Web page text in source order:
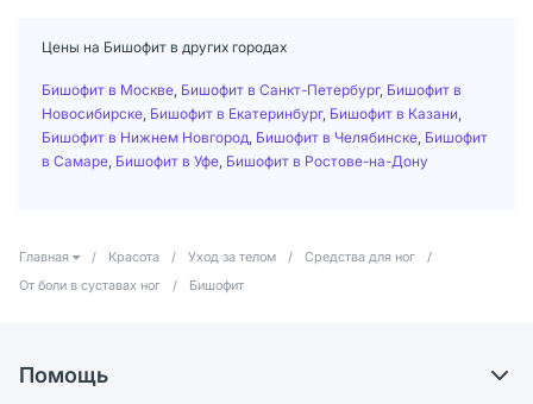
Цены на Бишофит в других городах
Бишофит в Москве Бишофит в Санкт-Петербург, Бишофит в
Новосибирске Бишофит в Екатеринбург, Бишофит в Казани
Бишофит в Нижнем Новгород Бишофит в Челябинске Бишофит
в Самаре Бишофит в Уфе Бишофит в Ростове-на-Дону
Главная / Красота / Уход за телом / Средства для ног
/
От боли в суставах ног
/ Бишофит
Помощь